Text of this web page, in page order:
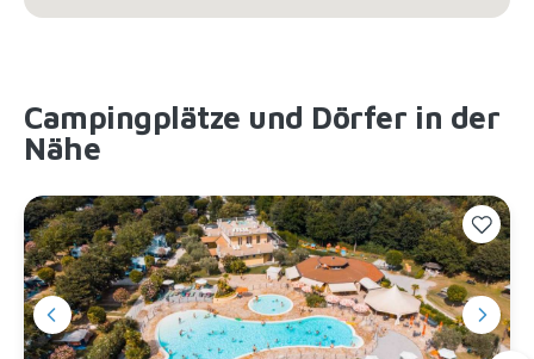
Campingplätze und Dörfer in der
Nähe